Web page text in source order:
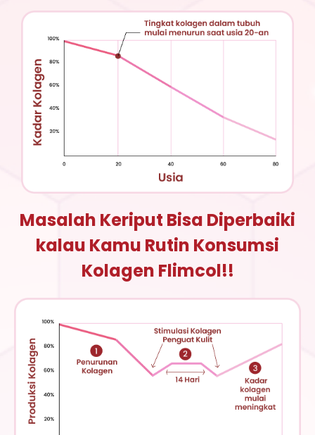
Masalah Keriput Bisa Diperbaiki
kalau Kamu Rutin Konsumsi
Kolagen Flimcol!!